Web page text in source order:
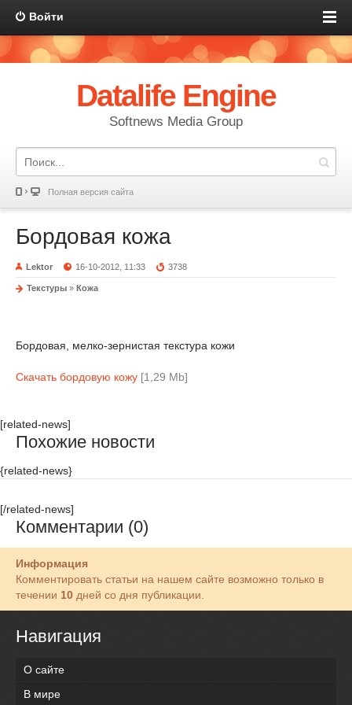
Войти
Datalife Engine
Softnews Media Group
Полная версия сайта
Бордовая кожа
Lektor 16-10-2012, 11:33 3738
Текстуры » Кожа
Бордовая, мелко-зернистая текстура кожи
Скачать бордовую кожу [1,29 Mb]
[related-news]
Похожие новости
{related-news}
[/related-news]
Комментарии (0)
Информация
Комментировать статьи на нашем сайте возможно только в
течении 10 дней со дня публикации.
Навигация
О сайте
В мире